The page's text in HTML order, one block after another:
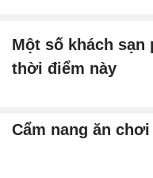
Một số khách sạn
thời điểm này
Cẩm nang ăn